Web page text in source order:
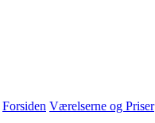
Forsiden Værelserne og Priser